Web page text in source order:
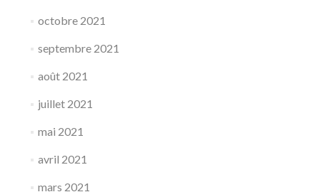
octobre 2021
septembre 2021
août 2021
juillet 2021
mai 2021
avril 2021
mars 2021